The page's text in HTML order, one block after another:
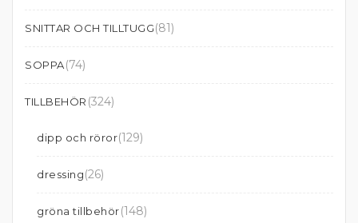
SNITTAR OCH TILLTUGG(81)
SOPPA(74)
TILLBEHÖR (324)
dipp och röror(129)
dressing(26)
gröna tillbehör(148)